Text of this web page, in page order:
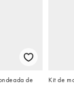
de
Kit de